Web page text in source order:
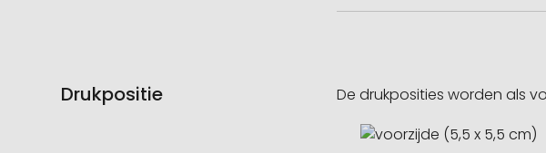
Drukpositie De drukposities worden als